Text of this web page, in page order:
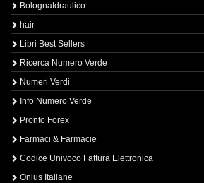
BolognaIdraulico
hair
Libri Best Sellers
Ricerca Numero Verde
Numeri Verdi
Info Numero Verde
Pronto Forex
Farmaci & Farmacie
Codice Univoco Fattura Elettronica
Onlus Italiane